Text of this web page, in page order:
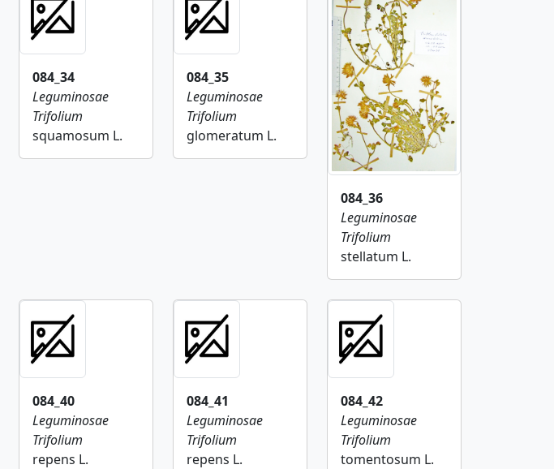
084_34
Leguminosae
Trifolium
squamosum L.
084_35
Leguminosae
Trifolium
glomeratum L.
084_36
Leguminosae
Trifolium
stellatum L.
084_40
Leguminosae
Trifolium
repens L.
084_41
Leguminosae
Trifolium
repens L.
084_42
Leguminosae
Trifolium
tomentosum L.